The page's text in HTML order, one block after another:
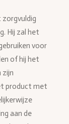
zorgvuldig
Hij zal het
voor
of hij het
zijn
product met
aan de